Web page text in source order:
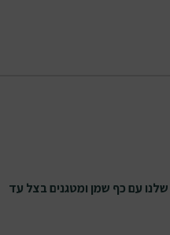
עם כף שמן ומטגנים בצל עד